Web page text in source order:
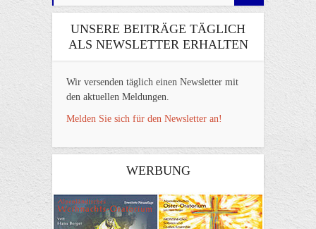
UNSERE BEITRÄGE TÄGLICH
ALS NEWSLETTER ERHALTEN
Wir versenden täglich einen Newsletter mit
den aktuellen Meldungen.
Melden Sie sich für den Newsletter an!
WERBUNG